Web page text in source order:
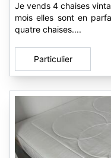
Je vends 4 chaises
mois elles sont en
quatre chaises....
Particulier